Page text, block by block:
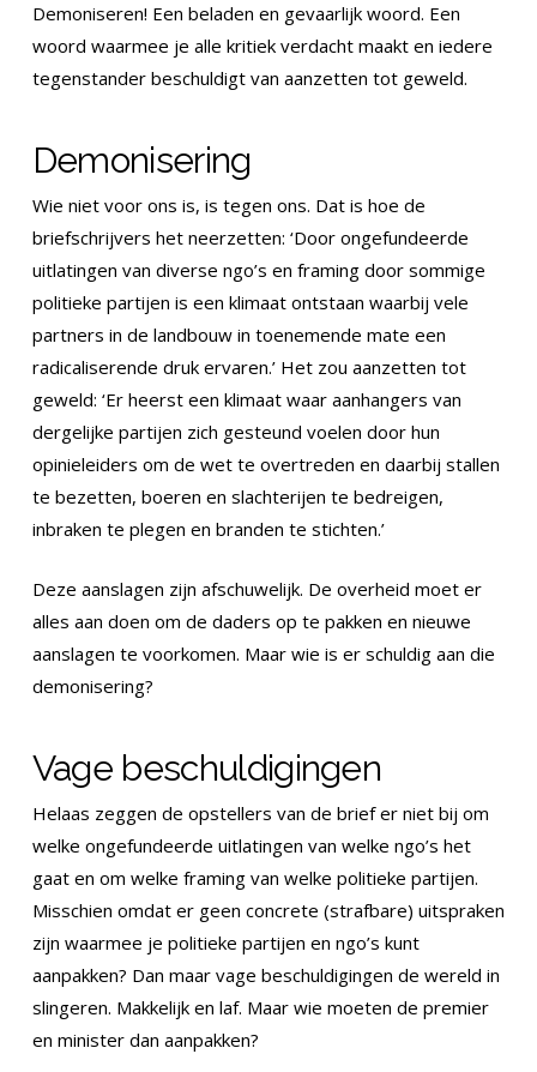
Demoniseren! Een beladen en gevaarlijk woord. Een
woord waarmee je alle kritiek verdacht maakt en iedere
tegenstander beschuldigt van aanzetten tot geweld.
Demonisering
Wie niet voor ons is, is tegen ons. Dat is hoe de
briefschrijvers het neerzetten: ‘Door ongefundeerde
uitlatingen van diverse ngo’s en framing door sommige
politieke partijen is een klimaat ontstaan waarbij vele
partners in de landbouw in toenemende mate een
radicaliserende druk ervaren.’ Het zou aanzetten tot
geweld: ‘Er heerst een klimaat waar aanhangers van
dergelijke partijen zich gesteund voelen door hun
opinieleiders om de wet te overtreden en daarbij stallen
te bezetten, boeren en slachterijen te bedreigen,
inbraken te plegen en branden te stichten.’
Deze aanslagen zijn afschuwelijk. De overheid moet er
alles aan doen om de daders op te pakken en nieuwe
aanslagen te voorkomen. Maar wie is er schuldig aan die
demonisering?
Vage beschuldigingen
Helaas zeggen de opstellers van de brief er niet bij om
welke ongefundeerde uitlatingen van welke ngo’s het
gaat en om welke framing van welke politieke partijen.
Misschien omdat er geen concrete (strafbare) uitspraken
zijn waarmee je politieke partijen en ngo’s kunt
aanpakken? Dan maar vage beschuldigingen de wereld in
slingeren. Makkelijk en laf. Maar wie moeten de premier
en minister dan aanpakken?